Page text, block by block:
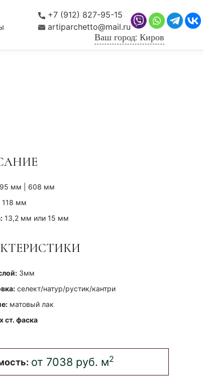
+7 (912) 827-95-15
artiparchetto@mail.ru
Ваш город: Киров
мм | 608 мм
118 мм
13,2 мм или 15 мм
3мм
селект/натур/рустик/кантри
матовый лак
ст. фаска
от 7038 руб. м2